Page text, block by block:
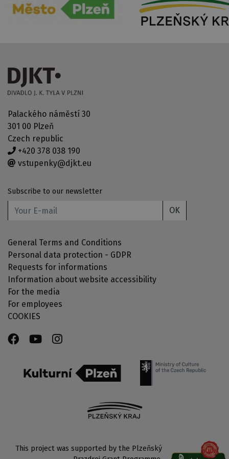
Palackého náměstí 30
301 00 Plzeň
Czech republic
+420 378 038 190
vstupenky@djkt.eu
Subscribe to our newsletter
OK
General Terms and Conditions
Personal data protection - GDPR
Requests for informations
Information about website accessibility
For the media
For employees
COOKIES
This project was supported by the Plzeňský